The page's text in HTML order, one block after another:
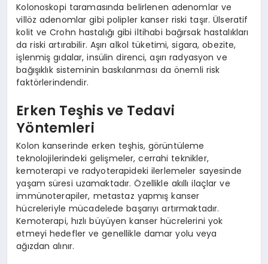
Kolonoskopi taramasında belirlenen adenomlar ve
villöz adenomlar gibi polipler kanser riski taşır. Ülseratif
kolit ve Crohn hastalığı gibi iltihabi bağırsak hastalıkları
da riski artırabilir. Aşırı alkol tüketimi, sigara, obezite,
işlenmiş gıdalar, insülin direnci, aşırı radyasyon ve
bağışıklık sisteminin baskılanması da önemli risk
faktörlerindendir.
Erken Teşhis ve Tedavi
Yöntemleri
Kolon kanserinde erken teşhis, görüntüleme
teknolojilerindeki gelişmeler, cerrahi teknikler,
kemoterapi ve radyoterapideki ilerlemeler sayesinde
yaşam süresi uzamaktadır. Özellikle akıllı ilaçlar ve
immünoterapiler, metastaz yapmış kanser
hücreleriyle mücadelede başarıyı artırmaktadır.
Kemoterapi, hızlı büyüyen kanser hücrelerini yok
etmeyi hedefler ve genellikle damar yolu veya
ağızdan alınır.